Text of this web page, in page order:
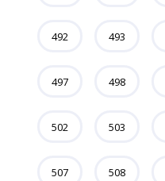
492 493
497 498
502 503
507 508